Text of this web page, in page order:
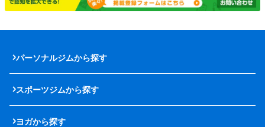
パーソナルジムから探す
スポーツジムから探す
ヨガから探す